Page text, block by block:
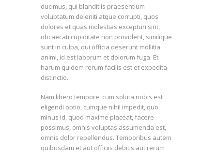
ducimus, qui blanditiis praesentium
voluptatum deleniti atque corrupti, quos
dolores et quas molestias excepturi sint,
obcaecati cupiditate non provident, similique
sunt in culpa, qui officia deserunt mollitia
animi, id est laborum et dolorum fuga. Et
harum quidem rerum facilis est et expedita
distinctio.
Nam libero tempore, cum soluta nobis est
eligendi optio, cumque nihil impedit, quo
minus id, quod maxime placeat, facere
possimus, omnis voluptas assumenda est,
omnis dolor repellendus. Temporibus autem
quibusdam et aut officiis debitis aut rerum